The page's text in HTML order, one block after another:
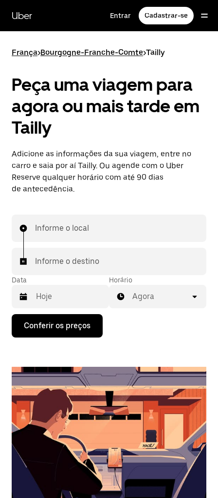
para
conteúdo
Uber Entrar Cadastrar-se
França>Bourgogne-Franche-Comte>Tailly
Peça uma viagem para
agora ou mais tarde em
Tailly
Adicione as informações da sua viagem, entre no
carro e saia por aí Tailly. Ou agende com o Uber
Reserve qualquer horário com até 90 dias
de antecedência.
Informe o local
Informe o destino
Data
Pressione
seta
interagir
o
calendário
selecionar
uma
data.
Pressione
a
tecla
“ESC”
o
Horário
Agora
Conferir os preços